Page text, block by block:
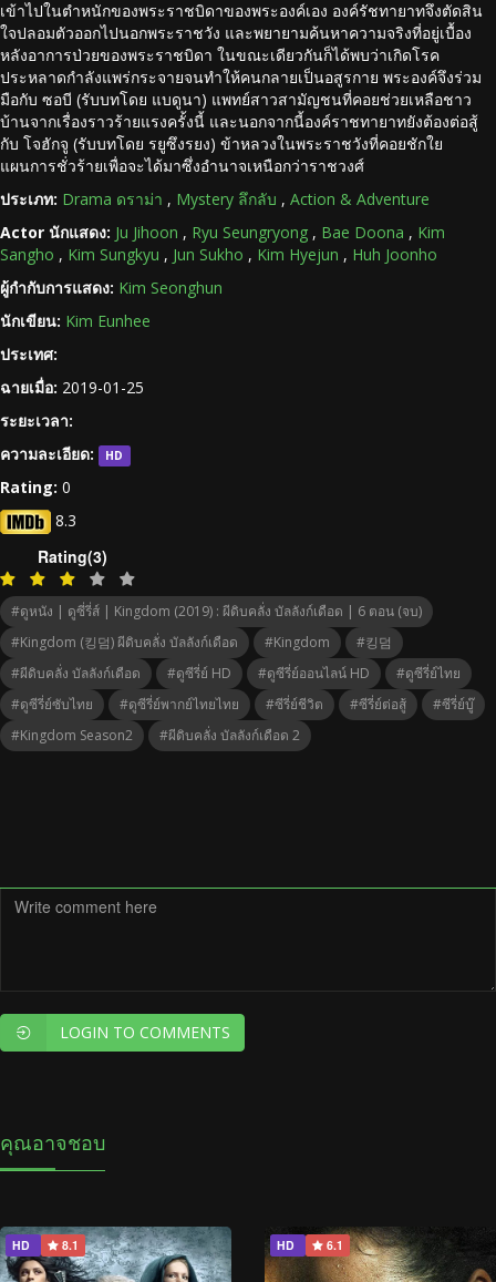
เข้าไปในตำหนักของพระราชบิดาของพระองค์เอง องค์รัชทายาทจึงตัดสิน
ใจปลอมตัวออกไปนอกพระราชวัง และพยายามค้นหาความจริงที่อยู่เบื้อง
หลังอาการป่วยของพระราชบิดา ในขณะเดียวกันก็ได้พบว่าเกิดโรค
ประหลาดกำลังแพร่กระจายจนทำให้คนกลายเป็นอสูรกาย พระองค์จึงร่วม
มือกับ ซอบี (รับบทโดย แบดูนา) แพทย์สาวสามัญชนที่คอยช่วยเหลือชาว
บ้านจากเรื่องราวร้ายแรงครั้งนี้ และนอกจากนี้องค์ราชทายาทยังต้องต่อสู้
กับ โจฮักจู (รับบทโดย รยูซึงรยง) ข้าหลวงในพระราชวังที่คอยชักใย
แผนการชั่วร้ายเพื่อจะได้มาซึ่งอำนาจเหนือกว่าราชวงศ์
ประเภท: Drama ดราม่า , Mystery ลึกลับ , Action & Adventure
Actor นักแสดง: Ju Jihoon , Ryu Seungryong , Bae Doona , Kim
Sangho , Kim Sungkyu , Jun Sukho , Kim Hyejun , Huh Joonho
ผู้กำกับการแสดง: Kim Seonghun
นักเขียน: Kim Eunhee
ประเทศ:
ฉายเมื่อ: 2019-01-25
ระยะเวลา:
ความละเอียด:
HD
Rating: 0
8.3
Rating(3)
#ดูหนัง | ดูซี่รี่ส์ | Kingdom (2019) : ผีดิบคลั่ง บัลลังก์เดือด | 6 ตอน (จบ)
#Kingdom (킹덤) ผีดิบคลั่ง บัลลังก์เดือด
#Kingdom
#킹덤
#ผีดิบคลั่ง บัลลังก์เดือด
#ดูซีรี่ย์ HD #ดูซีรี่ย์ออนไลน์ HD
#ดูซีรี่ย์ไทย
#ดูซีรี่ย์ซับไทย
#ดูซีรี่ย์พากย์ไทยไทย #ซีรี่ย์ชีวิต #ซีรี่ย์ต่อสู้
#ซีรี่ย์บู๊
#Kingdom Season2
#ผีดิบคลั่ง บัลลังก์เดือด 2
LOGIN TO COMMENTS
คุณอาจชอบ
HD 8.1 HD 6.1